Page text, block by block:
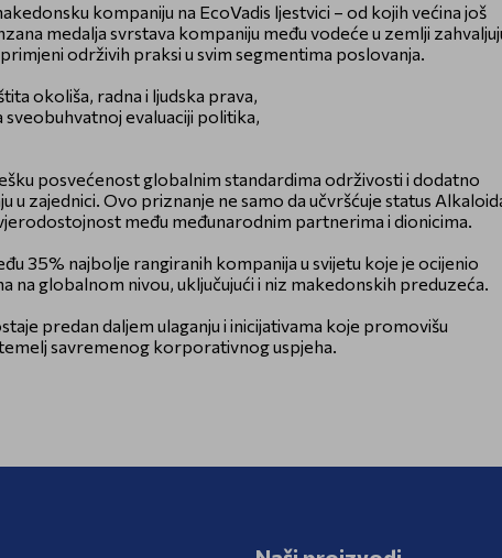
kompaniju na EcoVadis ljestvici – od kojih većina još
medalja svrstava kompaniju među vodeće u zemlji
održivih praksi u svim segmentima poslovanja.
okoliša, radna i ljudska prava,
evaluaciji politika,
posvećenost globalnim standardima održivosti i dodatno
zajednici. Ovo priznanje ne samo da učvršćuje status
među međunarodnim partnerima i dionicima.
35% najbolje rangiranih kompanija u svijetu koje je ocijenio
globalnom nivou, uključujući i niz makedonskih preduzeća.
predan daljem ulaganju i inicijativama koje promovišu
savremenog korporativnog uspjeha.